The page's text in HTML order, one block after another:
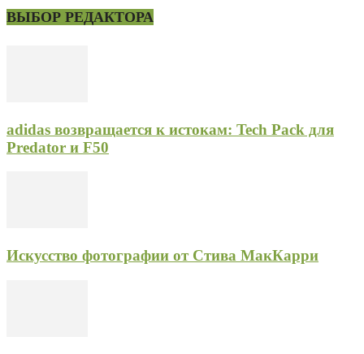
ВЫБОР РЕДАКТОРА
adidas возвращается к истокам: Tech Pack для
Predator и F50
Искусство фотографии от Стива МакКарри